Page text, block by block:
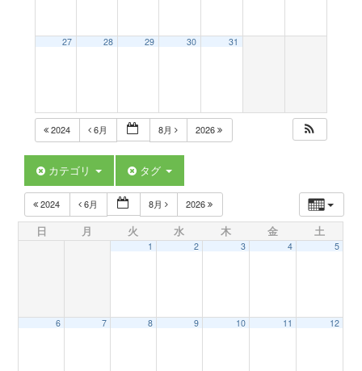
t
i
27 28 29 30 31
2024 6月 8月 2026
カテゴリ タグ
2024 6月 8月 2026
日 月 火 水 木 金 土
1 2 3 4 5
6 7 8 9 10 11 12